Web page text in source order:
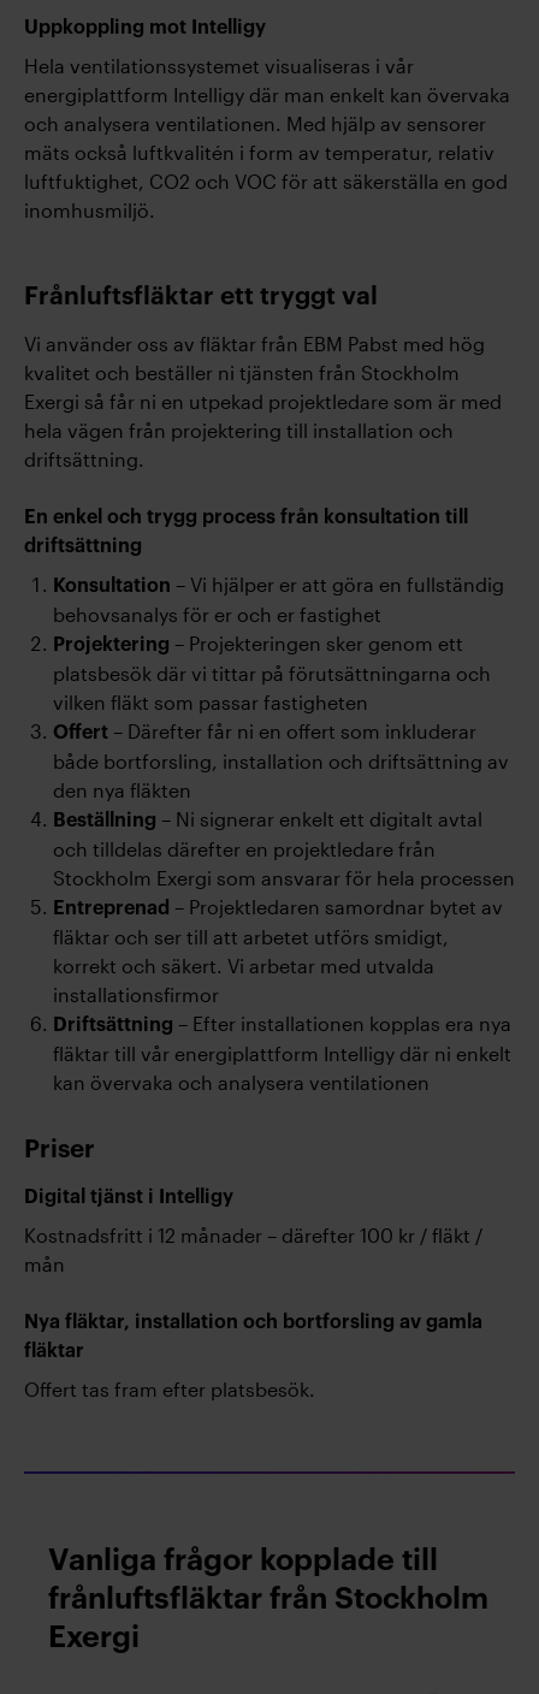
Uppkoppling mot Intelligy
Hela ventilationssystemet visualiseras i vår
energiplattform Intelligy där man enkelt kan övervaka
och analysera ventilationen. Med hjälp av sensorer
mäts också luftkvalitén i form av temperatur, relativ
luftfuktighet, CO2 och VOC för att säkerställa en god
inomhusmiljö.
Frånluftsfläktar ett tryggt val
Vi använder oss av fläktar från EBM Pabst med hög
kvalitet och beställer ni tjänsten från Stockholm
Exergi så får ni en utpekad projektledare som är med
hela vägen från projektering till installation och
driftsättning.
En enkel och trygg process från konsultation till
driftsättning
Konsultation – Vi hjälper er att göra en fullständig
behovsanalys för er och er fastighet
Projektering – Projekteringen sker genom ett
platsbesök där vi tittar på förutsättningarna och
vilken fläkt som passar fastigheten
Offert – Därefter får ni en offert som inkluderar
både bortforsling, installation och driftsättning av
den nya fläkten
Beställning – Ni signerar enkelt ett digitalt avtal
och tilldelas därefter en projektledare från
Stockholm Exergi som ansvarar för hela processen
Entreprenad – Projektledaren samordnar bytet av
fläktar och ser till att arbetet utförs smidigt,
korrekt och säkert. Vi arbetar med utvalda
installationsfirmor
Driftsättning – Efter installationen kopplas era nya
fläktar till vår energiplattform Intelligy där ni enkelt
kan övervaka och analysera ventilationen
Priser
Digital tjänst i Intelligy
Kostnadsfritt i 12 månader – därefter 100 kr / fläkt /
mån
Nya fläktar, installation och bortforsling av gamla
fläktar
Offert tas fram efter platsbesök.
Vanliga frågor kopplade till
frånluftsfläktar från Stockholm
Exergi